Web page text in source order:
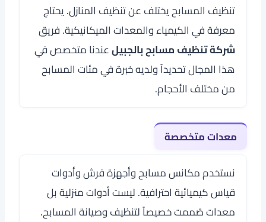
تنظيف المسابح يختلف عن تنظيف المنازل. يحتاج
معرفة في الكيمياء والمعدات الميكانيكية. فريق
شركة تنظيف مسابح بالجبيلعندنا متخصص في
هذا المجال تحديداً ولديه خبرة في مئات المسابح
من مختلف الأحجام.
معدات متخصصة
نستخدم مكانس مسابح وأجهزة فرش وأدوات
قياس كيميائية احترافية. ليست أدوات منزلية بل
معدات صُممت خصيصاً لتنظيف وصيانة المسابح.